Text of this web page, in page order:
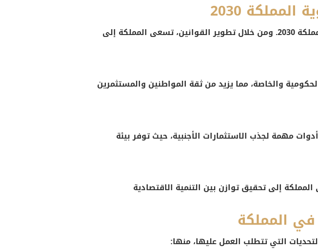
2030
تعد الأنظمة القانونية من المحاور الأساسية لتحقيق أهداف رؤية المملكة 2030. ومن خلال تطوير القوانين، تسعى المملكة إلى
والخاصة، مما يزيد من ثقة المواطنين والمستثمرين
مهمة لجذب الاستثمارات الأجنبية، حيث توفر بيئة
إلى تحقيق توازن بين التنمية الاقتصادية
في المملكة
التي تتطلب العمل عليها، منها: